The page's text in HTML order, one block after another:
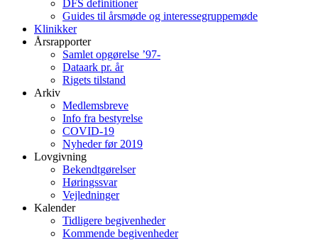
DFS definitioner
Guides til årsmøde og interessegruppemøde
Klinikker
Årsrapporter
Samlet opgørelse ’97-
Dataark pr. år
Rigets tilstand
Arkiv
Medlemsbreve
Info fra bestyrelse
COVID-19
Nyheder før 2019
Lovgivning
Bekendtgørelser
Høringssvar
Vejledninger
Kalender
Tidligere begivenheder
Kommende begivenheder